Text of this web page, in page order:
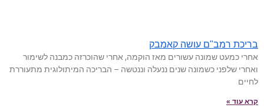
בריכת רמב"ם עושה קאמבק
אחרי כמעט שמונה עשורים מאז הוקמה, אחרי שהוכרזה כמבנה לשימור
ואחרי שלפני כשמונה שנים ננעלה וננטשה – הבריכה המיתולוגית מתעוררת
לחיים
קרא עוד »